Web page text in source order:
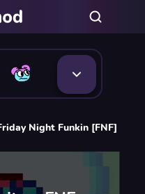
Night Funkin [FNF]